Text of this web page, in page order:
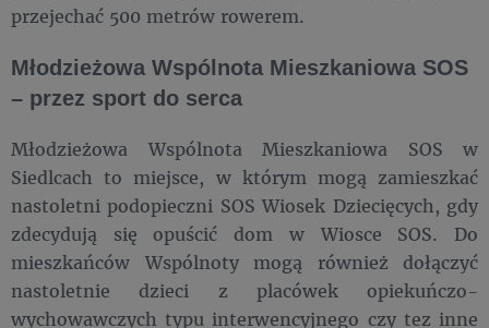
przejechać 500 metrów rowerem.
Młodzieżowa Wspólnota Mieszkaniowa SOS
– przez sport do serca
Młodzieżowa Wspólnota Mieszkaniowa SOS w
Siedlcach to miejsce, w którym mogą zamieszkać
nastoletni podopieczni SOS Wiosek Dziecięcych, gdy
zdecydują się opuścić dom w Wiosce SOS. Do
mieszkańców Wspólnoty mogą również dołączyć
nastoletnie dzieci z placówek opiekuńczo-
wychowawczych typu interwencyjnego czy tez inne